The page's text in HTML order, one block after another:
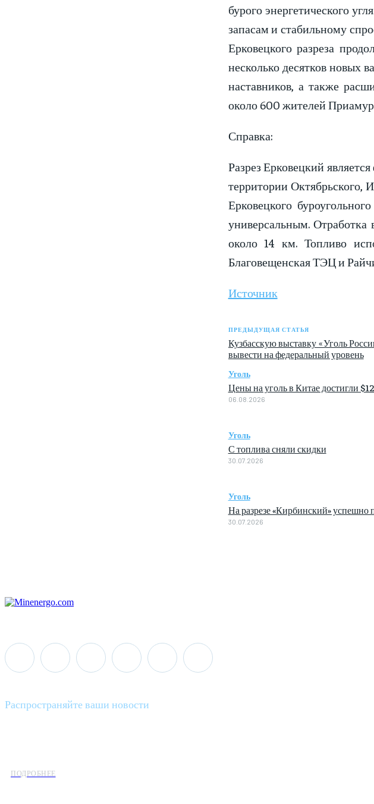
бурого энергетического
запасам и стабильному
Ерковецкого разреза
несколько десятков новых
наставников, а также
около 600 жителей
Справка:
Разрез Ерковецкий
территории Октябрьского,
Ерковецкого
универсальным.
около 14 км. Топливо
Благовещенская ТЭЦ и
Источник
ПРЕДЫДУЩАЯ СТАТЬЯ
Кузбасскую выставку «Уголь
вывести на федеральный уровень
Уголь
Цены на уголь в Китае достигли
06.08.2026
Уголь
С топлива сняли скидки
30.07.2026
Уголь
На разрезе «Кирбинский»
30.07.2026
Распространяйте ваши новости
ПОДРОБНЕЕ